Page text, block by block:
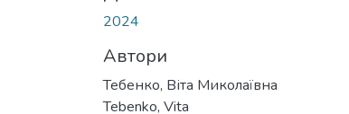
2024
Автори
Тебенко, Віта Миколаївна
Tebenko, Vita